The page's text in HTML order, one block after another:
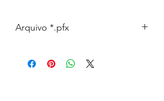
Arquivo *.pfx